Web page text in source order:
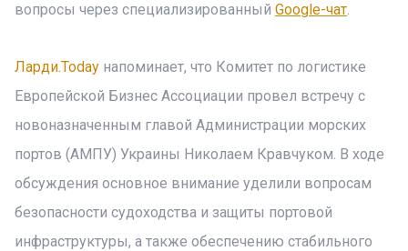
вопросы через специализированный Google-чат.
Ларди.Today напоминает, что Комитет по логистике
Европейской Бизнес Ассоциации провел встречу с
новоназначенным главой Администрации морских
портов (АМПУ) Украины Николаем Кравчуком. В ходе
обсуждения основное внимание уделили вопросам
безопасности судоходства и защиты портовой
инфраструктуры, а также обеспечению стабильного